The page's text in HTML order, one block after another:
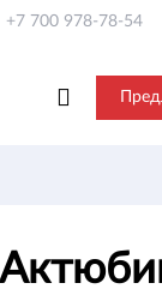
+7 700 978-78-54